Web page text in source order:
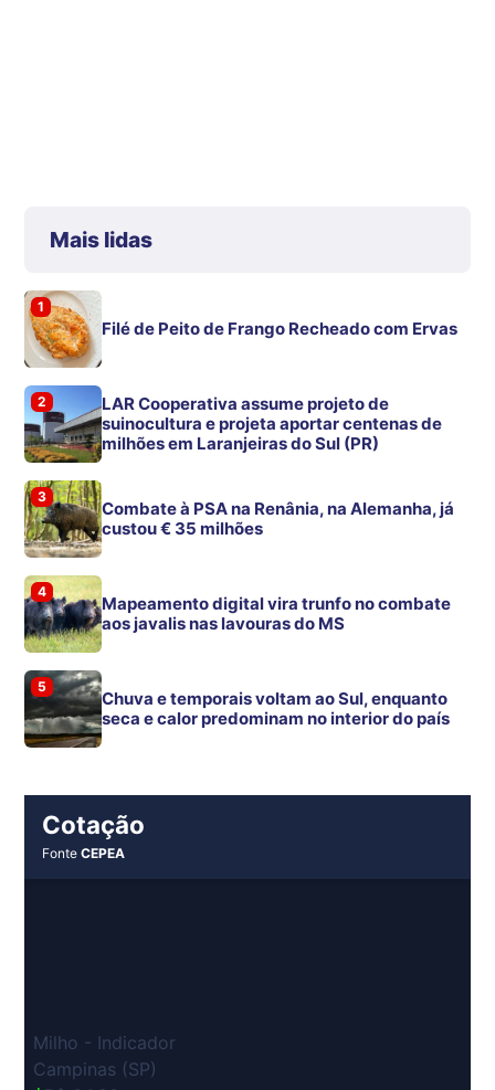
Mais lidas
1
Filé de Peito de Frango Recheado com Ervas
2
LAR Cooperativa assume projeto de
suinocultura e projeta aportar centenas de
milhões em Laranjeiras do Sul (PR)
3
Combate à PSA na Renânia, na Alemanha, já
custou € 35 milhões
4
Mapeamento digital vira trunfo no combate
aos javalis nas lavouras do MS
5
Chuva e temporais voltam ao Sul, enquanto
seca e calor predominam no interior do país
Cotação
FonteCEPEA
Milho - Indicador
Campinas (SP)